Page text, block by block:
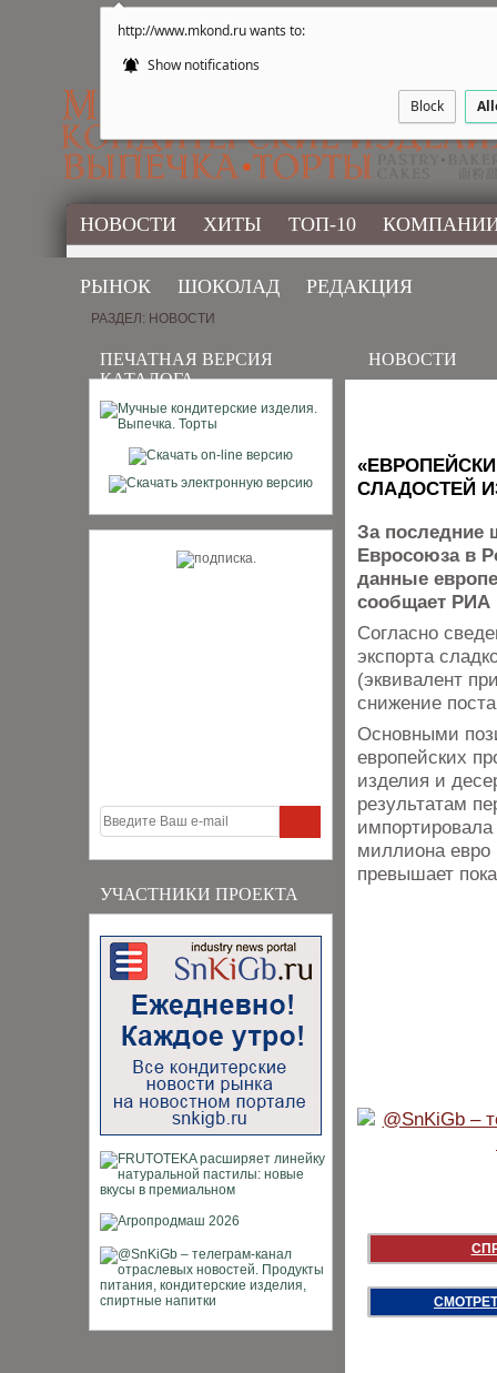
http://www.mkond.ru wants to:
Show notifications
Block
НОВОСТИ ХИТЫ ТОП-10
РЫНОК ШОКОЛАД РЕДАКЦИЯ
ПЕЧАТНАЯ ВЕРСИЯ
КАТАЛОГА
УЧАСТНИКИ ПРОЕКТА
РАЗДЕЛ: НОВОСТИ
НОВОСТИ
СЛАДОСТЕЙ
За последние
Евросоюза в
данные
сообщает РИА
Согласно
экспорта
(эквивалент
снижение
Основными
европейских
изделия и
результатам
миллиона евро
превышает